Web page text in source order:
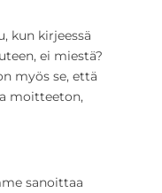
kun kirjeessä
ei miestä?
myös se, että
moitteeton,
sanoittaa